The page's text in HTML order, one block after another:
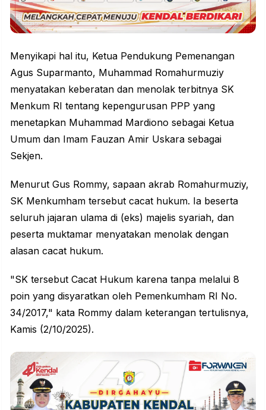
Menyikapi hal itu, Ketua Pendukung Pemenangan
Agus Suparmanto, Muhammad Romahurmuziy
menyatakan keberatan dan menolak terbitnya SK
Menkum RI tentang kepengurusan PPP yang
menetapkan Muhammad Mardiono sebagai Ketua
Umum dan Imam Fauzan Amir Uskara sebagai
Sekjen.
Menurut Gus Rommy, sapaan akrab Romahurmuziy,
SK Menkumham tersebut cacat hukum. Ia beserta
seluruh jajaran ulama di (eks) majelis syariah, dan
peserta muktamar menyatakan menolak dengan
alasan cacat hukum.
"SK tersebut Cacat Hukum karena tanpa melalui 8
poin yang disyaratkan oleh Pemenkumham RI No.
34/2017," kata Rommy dalam keterangan tertulisnya,
Kamis (2/10/2025).